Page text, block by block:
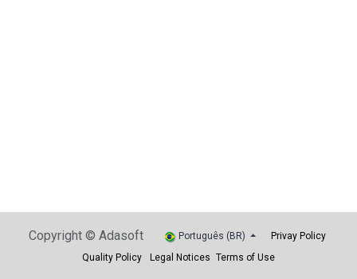
Copyright © Adasoft Português (BR)
Privay Policy
Quality Policy
Legal Notices Terms of Use